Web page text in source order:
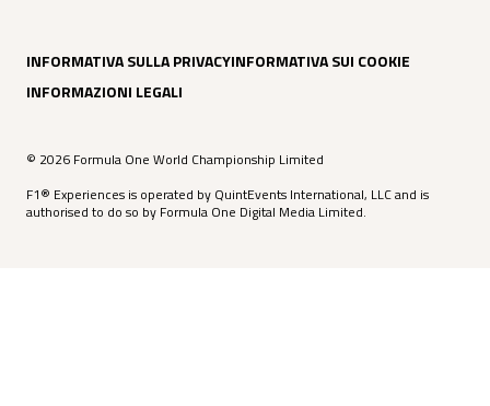
INFORMATIVA SULLA PRIVACYINFORMATIVA SUI COOKIE
INFORMAZIONI LEGALI
© 2026 Formula One World Championship Limited
F1® Experiences is operated by QuintEvents International, LLC and is
authorised to do so by Formula One Digital Media Limited.